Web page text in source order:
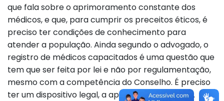
que fala sobre o aprimoramento constante dos
médicos, e que, para cumprir os preceitos éticos, é
preciso ter condições de conhecimento para
atender a população. Ainda segundo o advogado, o
registro de médicos capacitados é uma questão que
tem que ser feita por lei e não por regulamentação,
mesmo com a competência do Conselho. É preciso
ter um dispositivo legal, a aprovação de uma lei.